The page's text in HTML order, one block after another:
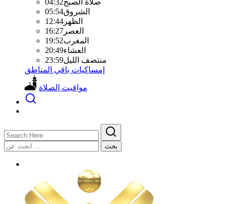
صلاة الصبح04:32
الشروق05:54
الظهر 12:44
العصر 16:27
المغرب19:52
العشاء20:49
منتصف الليل23:59
إمساكيات باقي المناطق
مواقيت الصلاة
بحث